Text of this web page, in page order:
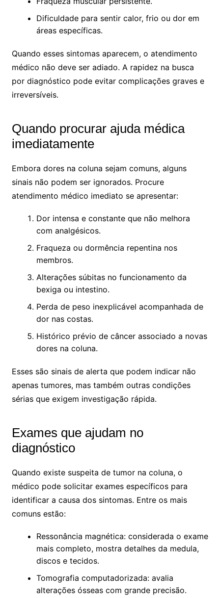
Dificuldade para sentir calor, frio ou dor em
áreas específicas.
Quando esses sintomas aparecem, o atendimento
médico não deve ser adiado. A rapidez na busca
por diagnóstico pode evitar complicações graves e
irreversíveis.
Quando procurar ajuda médica
imediatamente
Embora dores na coluna sejam comuns, alguns
sinais não podem ser ignorados. Procure
atendimento médico imediato se apresentar:
Dor intensa e constante que não melhora
com analgésicos.
Fraqueza ou dormência repentina nos
membros.
Alterações súbitas no funcionamento da
bexiga ou intestino.
Perda de peso inexplicável acompanhada de
dor nas costas.
Histórico prévio de câncer associado a novas
dores na coluna.
Esses são sinais de alerta que podem indicar não
apenas tumores, mas também outras condições
sérias que exigem investigação rápida.
Exames que ajudam no
diagnóstico
Quando existe suspeita de tumor na coluna, o
médico pode solicitar exames específicos para
identificar a causa dos sintomas. Entre os mais
comuns estão:
Ressonância magnética: considerada o exame
mais completo, mostra detalhes da medula,
discos e tecidos.
Tomografia computadorizada: avalia
alterações ósseas com grande precisão.